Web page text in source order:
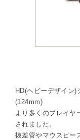
HD(ヘビーデザイン
(124mm)
より多くのプレイヤ
されました。
抜差管やマウスピー